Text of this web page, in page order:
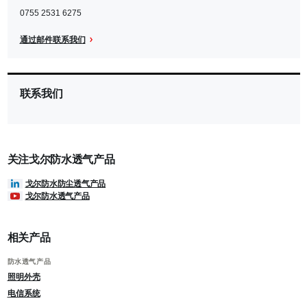
Contact
中
0755 2531 6275
通过邮件联系我们
联系我们
关注戈尔防水透气产品
戈尔防水防尘透气产品
戈尔防水透气产品
相关产品
防水透气产品
照明外壳
电信系统